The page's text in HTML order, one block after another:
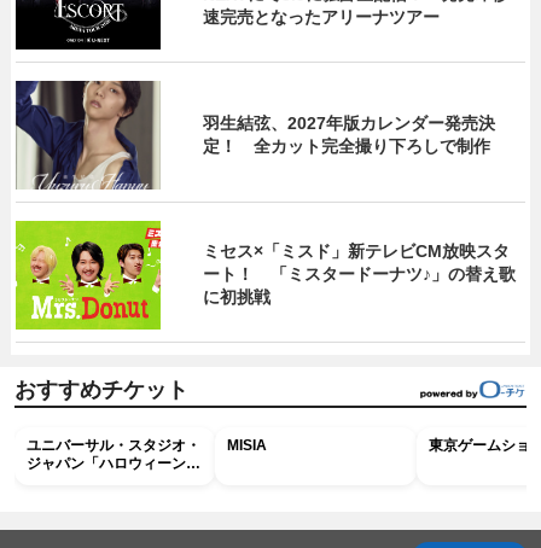
速完売となったアリーナツアー
羽生結弦、2027年版カレンダー発売決
定！ 全カット完全撮り下ろしで制作
ミセス×「ミスド」新テレビCM放映スタ
ート！ 「ミスタードーナツ♪」の替え歌
に初挑戦
おすすめチケット
ユニバーサル・スタジオ・
ジャパン「ハロウィーン・
MISIA 東京ゲームショ